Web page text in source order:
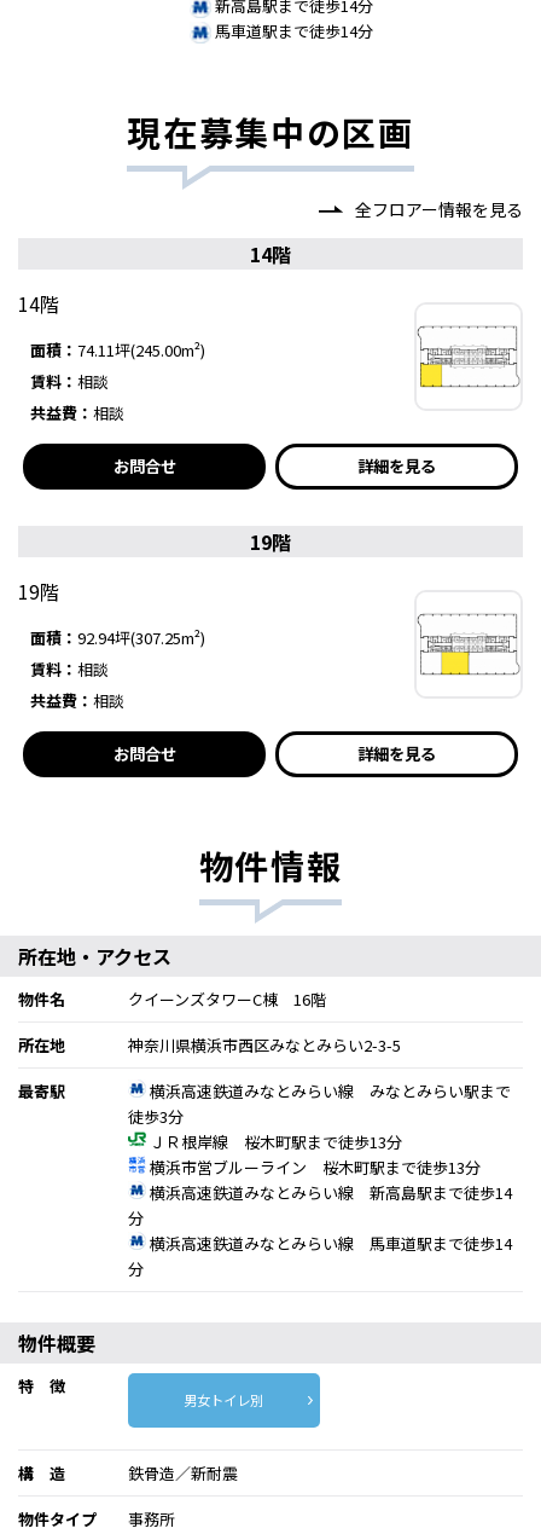
新高島駅まで徒歩14分
馬車道駅まで徒歩14分
現在募集中の区画
全フロアー情報を見る
14階
14階
面積： 74.11坪(245.00m²)
賃料： 相談
共益費： 相談
お問合せ 詳細を見る
19階
19階
面積： 92.94坪(307.25m²)
賃料： 相談
共益費： 相談
お問合せ 詳細を見る
物件情報
所在地・アクセス
物件名
クイーンズタワーC棟 16階
所在地
神奈川県横浜市西区みなとみらい2-3-5
最寄駅
横浜高速鉄道みなとみらい線 みなとみらい駅まで
徒歩3分
ＪＲ根岸線 桜木町駅まで徒歩13分
横浜市営ブルーライン 桜木町駅まで徒歩13分
横浜高速鉄道みなとみらい線 新高島駅まで徒歩14
分
横浜高速鉄道みなとみらい線 馬車道駅まで徒歩14
分
物件概要
特 徴
男女トイレ別
構 造
鉄骨造／新耐震
物件タイプ
事務所